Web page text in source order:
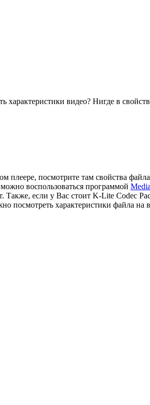
характеристики видео? Нигде в
плеере, посмотрите там свойства
воспользоваться программой
если у Вас стоит K-Lite Codec
посмотреть характеристики файла на